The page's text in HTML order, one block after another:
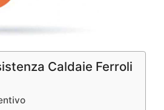
Caldaie Ferroli